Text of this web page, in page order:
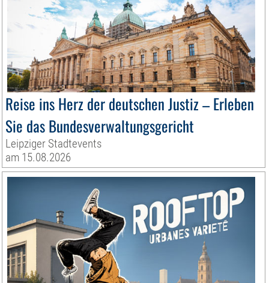
Reise ins Herz der deutschen Justiz – Erleben
Sie das Bundesverwaltungsgericht
Leipziger Stadtevents
am 15.08.2026